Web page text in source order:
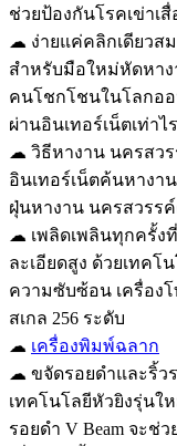
ช่วยป้องกันโรคเข่าเ
☁ ง่ายแค่คลิกเดียวส
สำหรับมือใหม่หัดหา
คนโชกโชนในโลกอ
ผ่านอินเทอร์เน็ตเท่าไ
☁ วิธีหางาน นครสว
อินเทอร์เน็ตค้นหางา
ฝุ่นหางาน นครสวรร
☁ เพลิดเพลินทุกครั้ง
ละเอียดสูง ด้วยเทคโ
ความซับซ้อน เครื่อง
สเกล 256 ระดับ
☁ เครื่องพิมพ์ฉลาก
☁ ขจัดรอยดำและริ้ว
เทคโนโลยีหัวยิงรุ่นใ
รอยดำ V Beam จะช่